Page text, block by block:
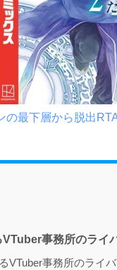
の最下層から脱出
事務所のライ
VTuber事務所のライ